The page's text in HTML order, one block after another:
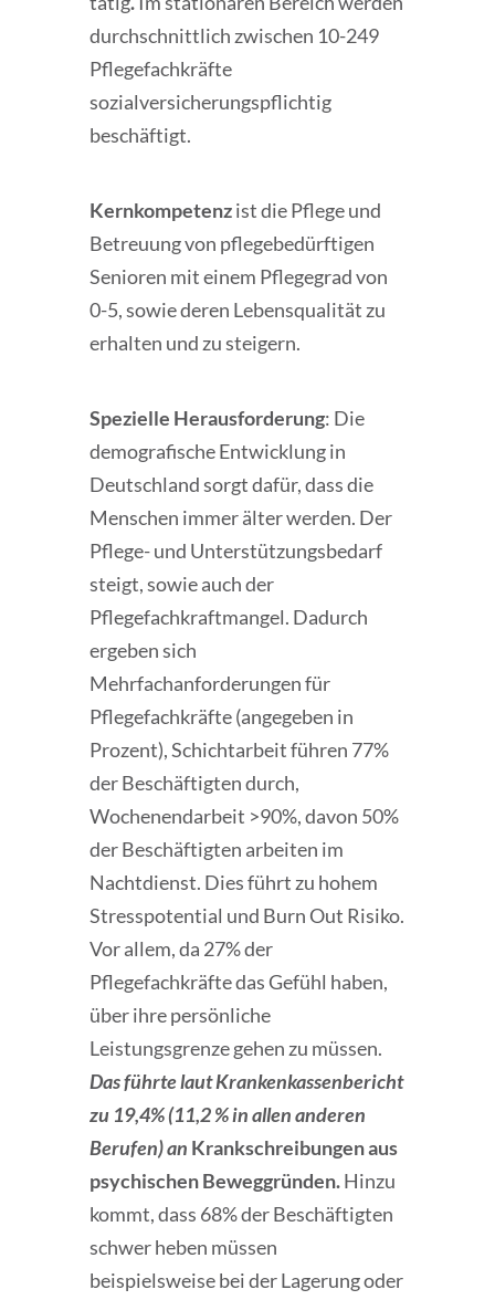
durchschnittlich zwischen 10-249
Pflegefachkräfte
sozialversicherungspflichtig
beschäftigt.
Kernkompetenzist die Pflege und
Betreuung von pflegebedürftigen
Senioren mit einem Pflegegrad von
0-5, sowie deren Lebensqualität zu
erhalten und zu steigern.
Spezielle Herausforderung: Die
demografische Entwicklung in
Deutschland sorgt dafür, dass die
Menschen immer älter werden. Der
Pflege- und Unterstützungsbedarf
steigt, sowie auch der
Pflegefachkraftmangel. Dadurch
ergeben sich
Mehrfachanforderungen für
Pflegefachkräfte (angegeben in
Prozent), Schichtarbeit führen 77%
der Beschäftigten durch,
Wochenendarbeit >90%, davon 50%
der Beschäftigten arbeiten im
Nachtdienst. Dies führt zu hohem
Stresspotential und Burn Out Risiko.
Vor allem, da 27% der
Pflegefachkräfte das Gefühl haben,
über ihre persönliche
Leistungsgrenze gehen zu müssen.
Das führte laut Krankenkassenbericht
zu 19,4% (11,2 % in allen anderen
Berufen) an Krankschreibungen aus
psychischen Beweggründen.Hinzu
kommt, dass 68% der Beschäftigten
schwer heben müssen
beispielsweise bei der Lagerung oder